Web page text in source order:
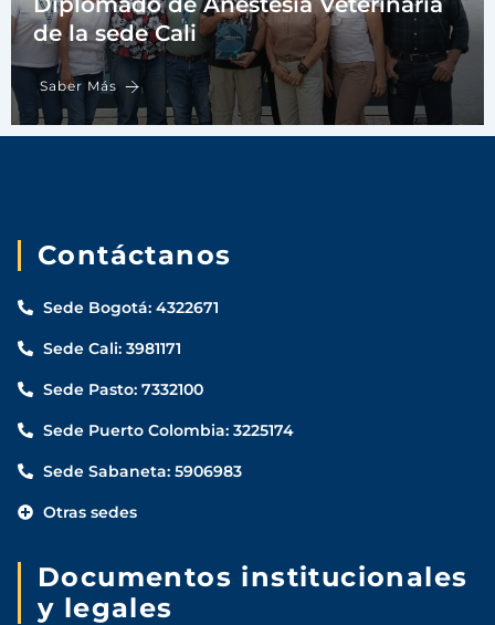
de la sede Cali
Saber Más
Contáctanos
Sede Bogotá: 4322671
Sede Cali: 3981171
Sede Pasto: 7332100
Sede Puerto Colombia: 3225174
Sede Sabaneta: 5906983
Otras sedes
Documentos institucionales
y legales